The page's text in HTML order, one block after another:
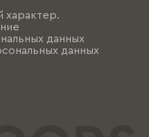
характер.
данных
данных